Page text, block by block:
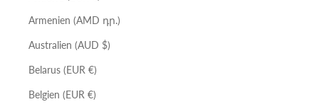
Armenien (AMD դր.)
Australien (AUD $)
Belarus (EUR €)
Belgien (EUR €)